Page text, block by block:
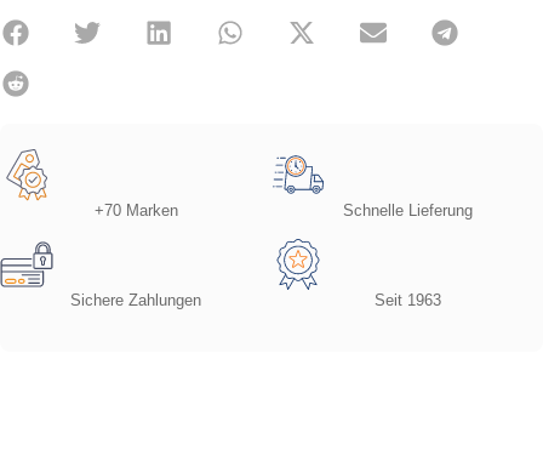
+70 Marken Schnelle Lieferung
Sichere Zahlungen Seit 1963